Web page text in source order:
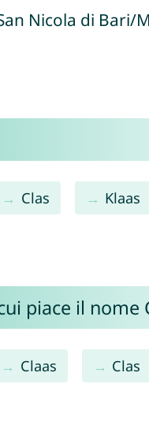
Nicola di Bari/
Clas Klaas
piace il nome
Claas Clas